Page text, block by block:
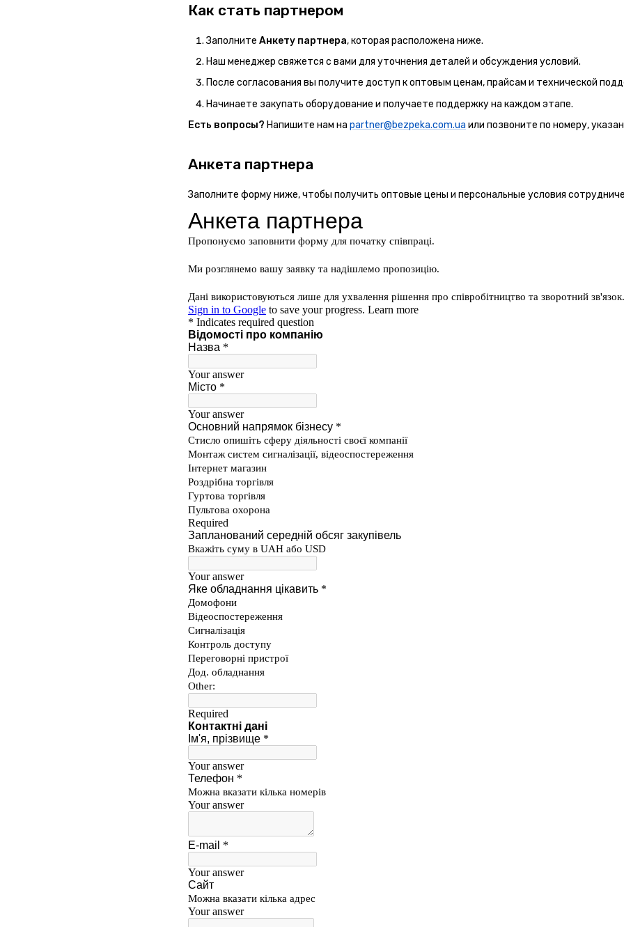
Как стать партнером
Заполните Анкету партнера, которая расположена ниже.
Наш менеджер свяжется с вами для уточнения деталей и обсуждения условий.
После согласования вы получите доступ к оптовым ценам, прайсам и технической
Начинаете закупать оборудование и получаете поддержку на каждом этапе.
Есть вопросы? Напишите нам на partner@bezpeka.com.ua или позвоните по номеру,
Анкета партнера
Заполните форму ниже, чтобы получить оптовые цены и персональные условия